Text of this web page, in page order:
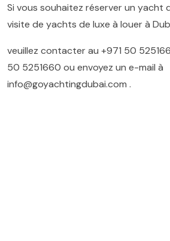
Si vous souhaitez réserver un yacht
visite de yachts de luxe à louer à
veuillez contacter au +971 50
50 5251660 ou envoyez un e-mail à
info@goyachtingdubai.com .